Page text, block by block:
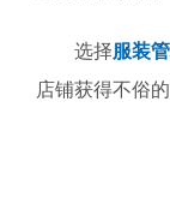
选择服装
店铺获得不俗